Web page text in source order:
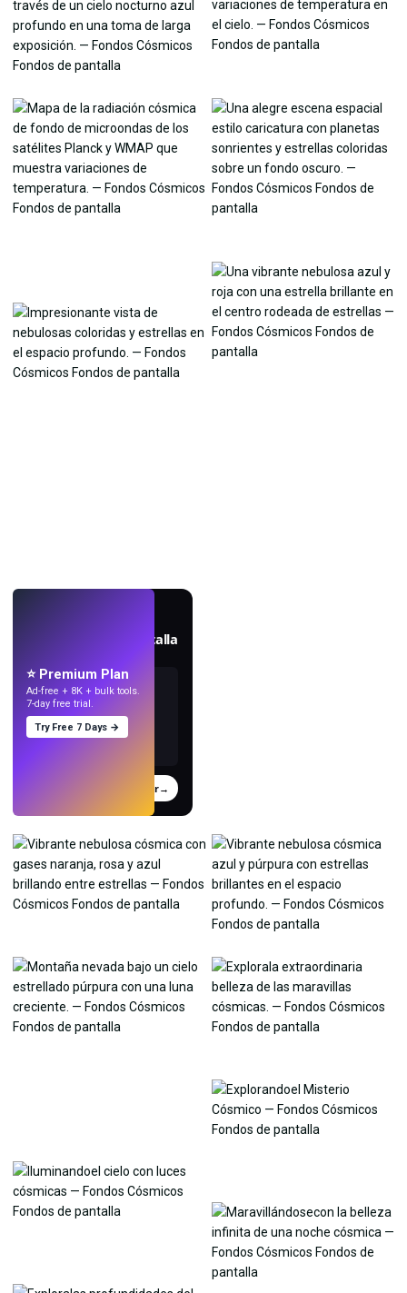
Crea fondos de pantalla
Probar→
⭐ Premium Plan
Ad-free + 8K + bulk tools.
7-day free trial.
Try Free 7 Days →